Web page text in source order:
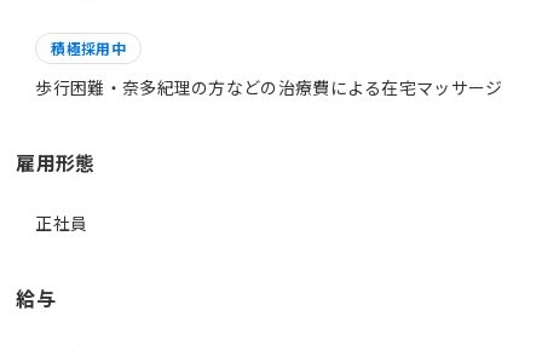
積極採用中
歩行困難・奈多紀理の方などの治療費による在宅マッサージ
雇用形態
正社員
給与